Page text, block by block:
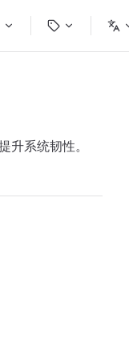
系统韧性。